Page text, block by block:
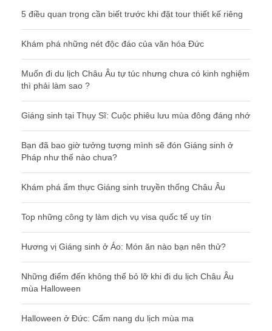
5 điều quan trọng cần biết trước khi đặt tour thiết kế riêng
Khám phá những nét độc đáo của văn hóa Đức
Muốn đi du lịch Châu Âu tự túc nhưng chưa có kinh nghiệm
thì phải làm sao ?
Giáng sinh tại Thụy Sĩ: Cuộc phiêu lưu mùa đông đáng nhớ
Bạn đã bao giờ tưởng tượng mình sẽ đón Giáng sinh ở
Pháp như thế nào chưa?
Khám phá ẩm thực Giáng sinh truyền thống Châu Âu
Top những công ty làm dịch vụ visa quốc tế uy tín
Hương vị Giáng sinh ở Áo: Món ăn nào bạn nên thử?
Những điểm đến không thể bỏ lỡ khi đi du lịch Châu Âu
mùa Halloween
Halloween ở Đức: Cẩm nang du lịch mùa ma